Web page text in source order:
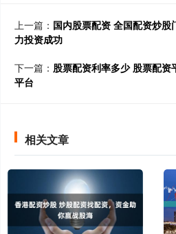
上一篇： 国内股票配资 全国配资炒
力投资成功
下一篇： 股票配资利率多少 股票配
平台
相关文章